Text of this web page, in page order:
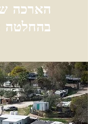
הארכה
בהחלטה